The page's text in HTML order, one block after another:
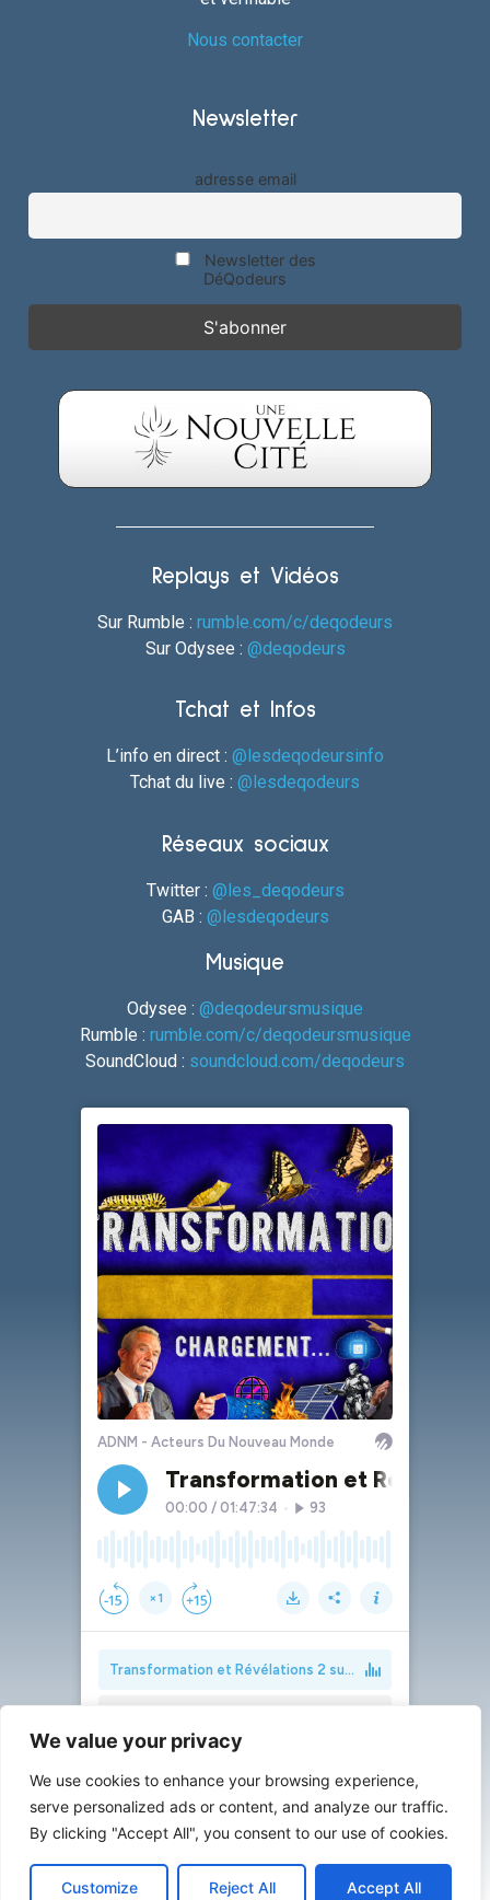
We value your privacy
We use cookies to enhance your browsing experience,
serve personalized ads or content, and analyze our traffic.
By clicking "Accept All", you consent to our use of cookies.
Customize Reject All Accept All
Nous contacter
Newsletter
adresse email
Newsletter des
DéQodeurs
Replays et Vidéos
Sur Rumble : rumble.com/c/deqodeurs
Sur Odysee : @deqodeurs
Tchat et Infos
L’info en direct : @lesdeqodeursinfo
Tchat du live : @lesdeqodeurs
Réseaux sociaux
Twitter : @les_deqodeurs
GAB : @lesdeqodeurs
Musique
Odysee : @deqodeursmusique
Rumble : rumble.com/c/deqodeursmusique
SoundCloud : soundcloud.com/deqodeurs